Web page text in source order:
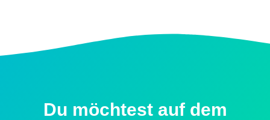
Du möchtest auf dem